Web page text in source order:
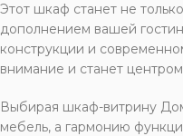
Этот шкаф станет не
дополнением вашей
конструкции и
внимание и станет
Выбирая шкаф-витрину
мебель, а гармонию